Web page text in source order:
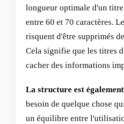
longueur optimale d'un
entre 60 et 70 caractères.
risquent d'être supprimés
Cela signifie que les titres
cacher des informations
La structure est
besoin de quelque chose
un équilibre entre